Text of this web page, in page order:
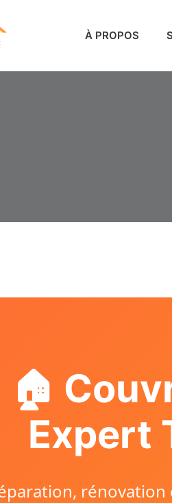
À PROPOS
🏠
Expert